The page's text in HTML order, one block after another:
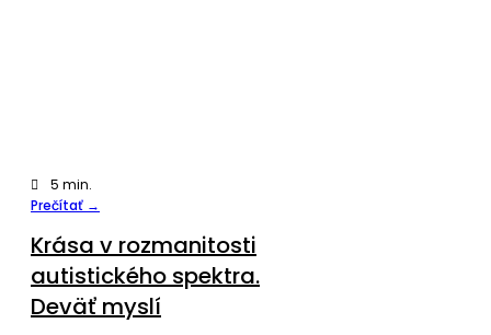
5 min.
Prečítať →
Krása v rozmanitosti
autistického spektra.
Deväť myslí